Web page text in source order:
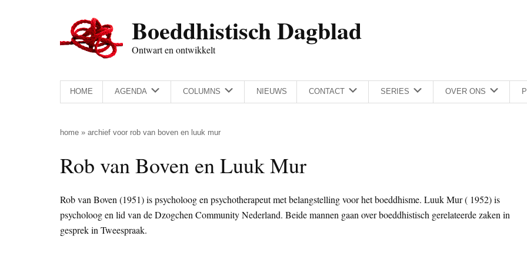
Boeddhistisch Dagblad
Ontwart en ontwikkelt
HOME AGENDA COLUMNS NIEUWS CONTACT SERIES OVER ONS
home » archief voor rob van boven en luuk mur
Rob van Boven en Luuk Mur
Rob van Boven (1951) is psycholoog en psychotherapeut met belangstelling voor het boeddhisme. Luuk Mur ( 1952) is
psycholoog en lid van de Dzogchen Community Nederland. Beide mannen gaan over boeddhistisch gerelateerde zaken in
gesprek in Tweespraak.